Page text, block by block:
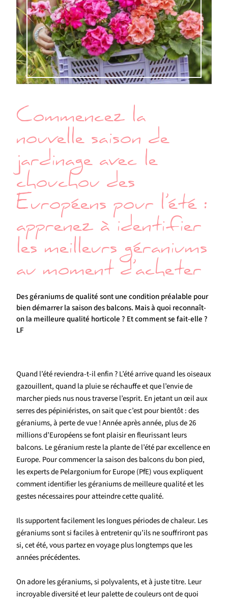
Commencez la
nouvelle saison de
jardinage avec le
chouchou des
Européens pour l’été :
apprenez à identifier
les meilleurs géraniums
au moment d’acheter
Des géraniums de qualité sont une condition préalable pour
bien démarrer la saison des balcons. Mais à quoi reconnaît-
on la meilleure qualité horticole ? Et comment se fait-elle ?
LF
Quand l’été reviendra-t-il enfin ? L’été arrive quand les oiseaux
gazouillent, quand la pluie se réchauffe et que l’envie de
marcher pieds nus nous traverse l’esprit. En jetant un œil aux
serres des pépiniéristes, on sait que c’est pour bientôt : des
géraniums, à perte de vue ! Année après année, plus de 26
millions d’Européens se font plaisir en fleurissant leurs
balcons. Le géranium reste la plante de l’été par excellence en
Europe. Pour commencer la saison des balcons du bon pied,
les experts de Pelargonium for Europe (PfE) vous expliquent
comment identifier les géraniums de meilleure qualité et les
gestes nécessaires pour atteindre cette qualité.
Ils supportent facilement les longues périodes de chaleur. Les
géraniums sont si faciles à entretenir qu’ils ne souffriront pas
si, cet été, vous partez en voyage plus longtemps que les
années précédentes.
On adore les géraniums, si polyvalents, et à juste titre. Leur
incroyable diversité et leur palette de couleurs ont de quoi